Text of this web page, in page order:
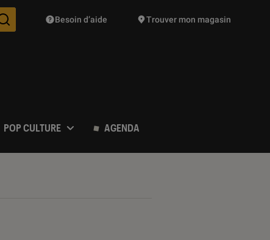
Des suggestions de produits vont vous être proposées
Besoin d’aide Trouver mon magasin
POP CULTURE AGENDA